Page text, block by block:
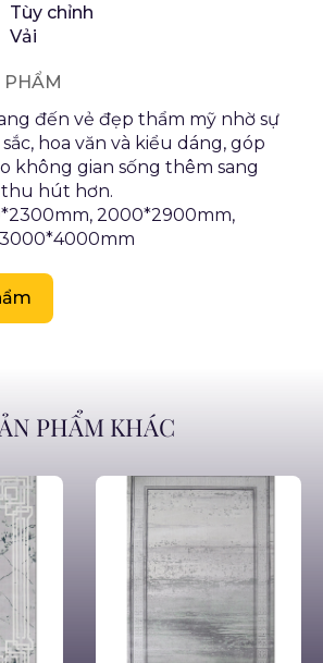
Tùy chỉnh
Vải
PHẨM
đến vẻ đẹp thẩm mỹ nhờ sự
hoa văn và kiểu dáng, góp
không gian sống thêm sang
hút hơn.
2000*2900mm,
PHẨM KHÁC